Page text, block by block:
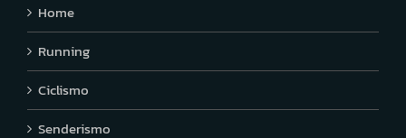
Home
Running
Ciclismo
Senderismo